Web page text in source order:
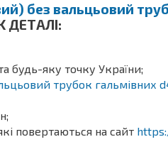
без вальцьовий
ДЕТАЛІ:
будь-яку точку України;
трубок гальмівних
повертаються на сайт